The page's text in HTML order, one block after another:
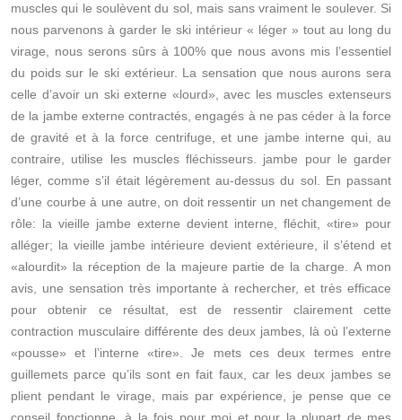
muscles qui le soulèvent du sol, mais sans vraiment le soulever. Si
nous parvenons à garder le ski intérieur « léger » tout au long du
virage, nous serons sûrs à 100% que nous avons mis l’essentiel
du poids sur le ski extérieur. La sensation que nous aurons sera
celle d’avoir un ski externe «lourd», avec les muscles extenseurs
de la jambe externe contractés, engagés à ne pas céder à la force
de gravité et à la force centrifuge, et une jambe interne qui, au
contraire, utilise les muscles fléchisseurs. jambe pour le garder
léger, comme s’il était légèrement au-dessus du sol. En passant
d’une courbe à une autre, on doit ressentir un net changement de
rôle: la vieille jambe externe devient interne, fléchit, «tire» pour
alléger; la vieille jambe intérieure devient extérieure, il s’étend et
«alourdit» la réception de la majeure partie de la charge. A mon
avis, une sensation très importante à rechercher, et très efficace
pour obtenir ce résultat, est de ressentir clairement cette
contraction musculaire différente des deux jambes, là où l’externe
«pousse» et l’interne «tire». Je mets ces deux termes entre
guillemets parce qu’ils sont en fait faux, car les deux jambes se
plient pendant le virage, mais par expérience, je pense que ce